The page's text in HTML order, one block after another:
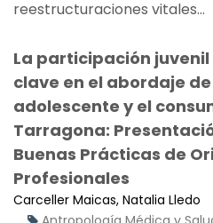
reestructuraciones vitales...
La participación
clave en el abordaje
adolescente y el
Tarragona:
Buenas Prácticas de
Profesionales
Carceller Maicas, Natalia Lledo